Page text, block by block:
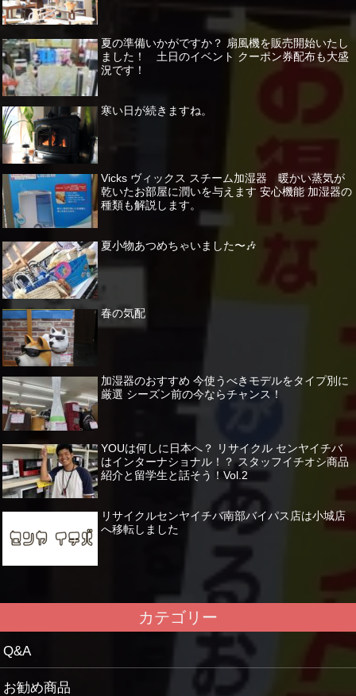
夏の準備いかがですか？ 扇風機を販売開始いたし
ました！ 土日のイベント クーポン券配布も大盛
況です！
寒い日が続きますね。
Vicks ヴィックス スチーム加湿器 暖かい蒸気が
乾いたお部屋に潤いを与えます 安心機能 加湿器の
種類も解説します。
夏小物あつめちゃいました〜🎶
春の気配
加湿器のおすすめ 今使うべきモデルをタイプ別に
厳選 シーズン前の今ならチャンス！
YOUは何しに日本へ？ リサイクル センヤイチバ
はインターナショナル！？ スタッフイチオシ商品
紹介と留学生と話そう！Vol.2
リサイクルセンヤイチバ南部バイパス店は小城店
へ移転しました
カテゴリー
Q&A
お勧め商品